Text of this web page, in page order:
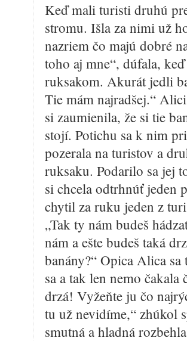
Keď mali turisti druhú
stromu. Išla za nimi už
nazriem čo majú dobré
toho aj mne“, dúfala,
ruksakom. Akurát jedli
Tie mám najradšej.“
si zaumienila, že si tie
stojí. Potichu sa k nim
pozerala na turistov a
ruksaku. Podarilo sa jej
si chcela odtrhnúť jeden
chytil za ruku jeden z
„Tak ty nám budeš
nám a ešte budeš taká
banány?“ Opica Alica
sa a tak len nemo
drzá! Vyžeňte ju čo
tu už nevidíme,“ zhúkol
smutná a hladná